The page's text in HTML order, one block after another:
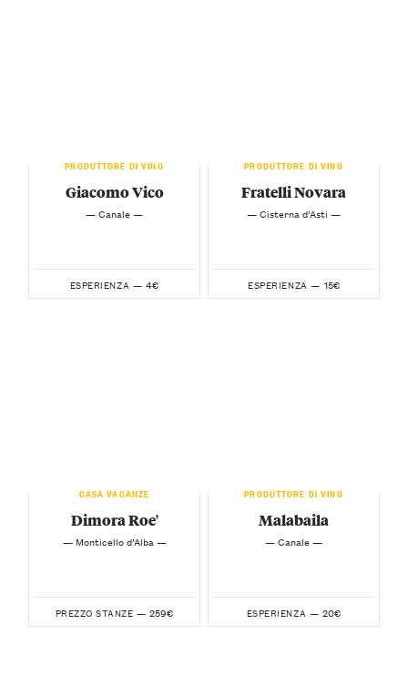
PRODUTTORE DI VINO
Giacomo Vico
— Canale —
ESPERIENZA — 4€
PRODUTTORE DI VINO
Fratelli Novara
— Cisterna d’Asti —
ESPERIENZA — 15€
CASA VACANZE
Dimora Roe'
— Monticello d’Alba —
PREZZO STANZE — 259€
PRODUTTORE DI VINO
Malabaila
— Canale —
ESPERIENZA — 20€